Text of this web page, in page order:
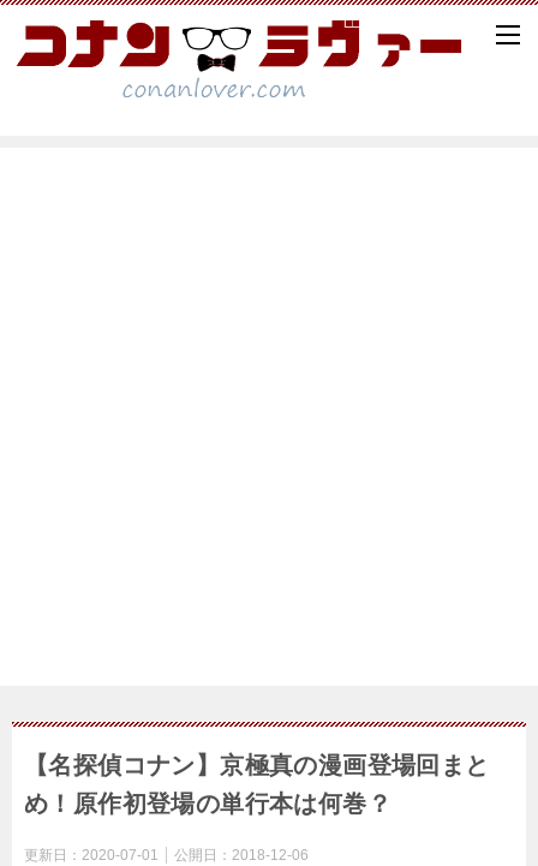
【名探偵コナン】京極真の漫画登場回まと
め！原作初登場の単行本は何巻？
更新日： 2020-07-01 公開日： 2018-12-06